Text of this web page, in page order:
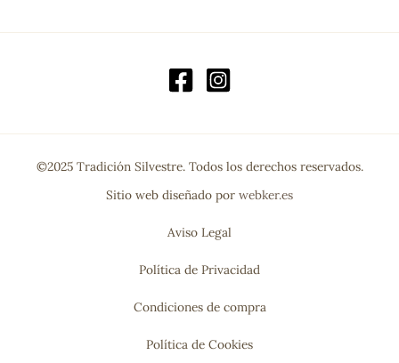
©2025 Tradición Silvestre. Todos los derechos reservados.
Sitio web diseñado por webker.es
Aviso Legal
Política de Privacidad
Condiciones de compra
Política de Cookies